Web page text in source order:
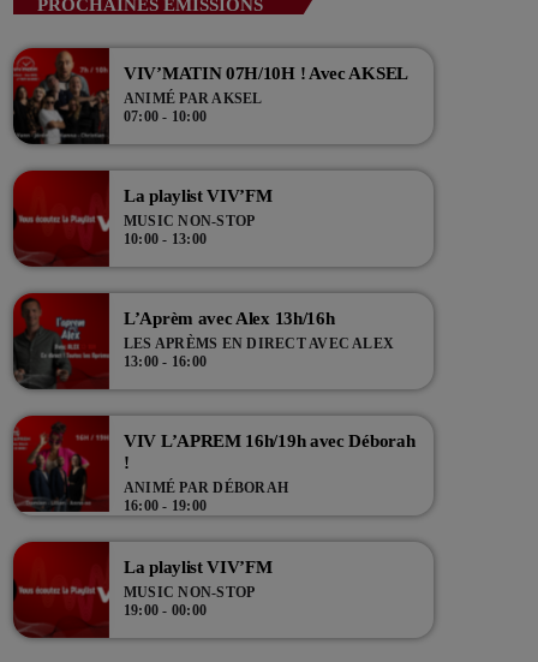
Retrouvez vos hits préférés d'hier à aujourd'hui sur
VIV'FM !
PROCHAINES ÉMISSIONS
VIV’MATIN 07H/10H ! Avec AKSEL
ANIMÉ PAR AKSEL
07:00 - 10:00
La playlist VIV’FM
MUSIC NON-STOP
10:00 - 13:00
L’Aprèm avec Alex 13h/16h
LES APRÈMS EN DIRECT AVEC ALEX
13:00 - 16:00
VIV L’APREM 16h/19h avec Déborah
!
ANIMÉ PAR DÉBORAH
16:00 - 19:00
La playlist VIV’FM
MUSIC NON-STOP
19:00 - 00:00